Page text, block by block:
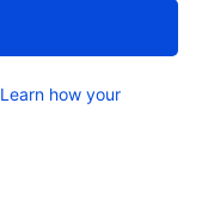
Learn how your